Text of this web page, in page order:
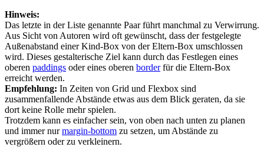
Hinweis:
Das letzte in der Liste genannte Paar führt manchmal zu Verwirrung.
Aus Sicht von Autoren wird oft gewünscht, dass der festgelegte
Außenabstand einer Kind-Box von der Eltern-Box umschlossen
wird. Dieses gestalterische Ziel kann durch das Festlegen eines
oberen paddings oder eines oberen borderfür die Eltern-Box
erreicht werden.
Empfehlung: In Zeiten von Grid und Flexbox sind
zusammenfallende Abstände etwas aus dem Blick geraten, da sie
dort keine Rolle mehr spielen.
Trotzdem kann es einfacher sein, von oben nach unten zu planen
und immer nurmargin-bottom zu setzen, um Abstände zu
vergrößern oder zu verkleinern.